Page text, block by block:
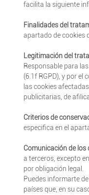
facilita la siguiente
Finalidades del
apartado de cookies
Legitimación del
Responsable para
(6.1f RGPD), y por el
las cookies
publicitarias, de
Criterios de
especifica en el
Comunicación de los
a terceros, excepto
por obligación legal.
Puedes informarte
países que, en su